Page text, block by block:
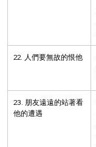
22. 人們要無故的恨他
23. 朋友遠遠的站著看
他的遭遇